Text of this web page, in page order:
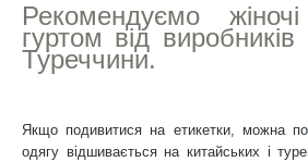
Рекомендуємо
гуртом від
Туреччини.
Якщо подивитися на етикетки, можна
одягу відшивається на китайських і